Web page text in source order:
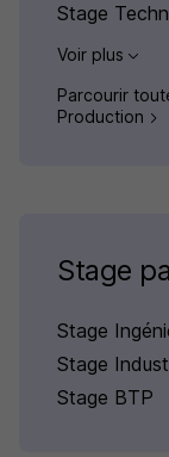
Stage
Voir plus
Parcourir
Production
Stage
Stage
Stage
Stage BTP